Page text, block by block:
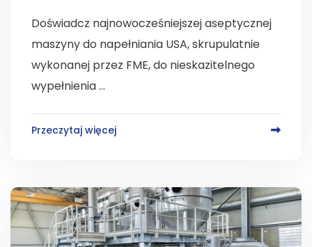
Doświadcz najnowocześniejszej aseptycznej
maszyny do napełniania USA, skrupulatnie
wykonanej przez FME, do nieskazitelnego
wypełnienia ...
Przeczytaj więcej